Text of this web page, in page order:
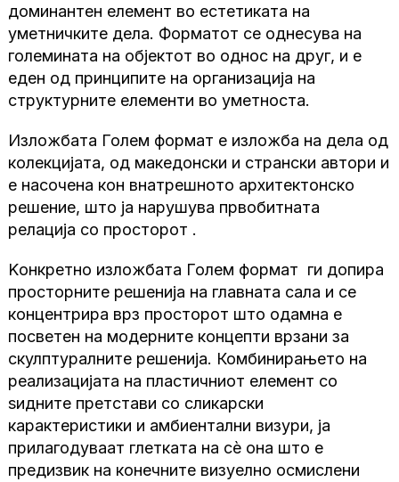
доминантен елемент во естетиката на
уметничките дела. Форматот се однесува на
големината на објектот во однос на друг, и е
еден од принципите на организација на
структурните елементи во уметноста.
Изложбата Голем формат е изложба на дела од
колекцијата, од македонски и странски автори и
е насочена кон внатрешното архитектонско
решение, што ја нарушува првобитната
релација со просторот .
Kонкретно изложбата Голем формат ги допира
просторните решенија на главната сала и се
концентрира врз просторот што одамна е
посветен на модерните концепти врзани за
скулптуралните решенија. Комбинирањето на
реализацијата на пластичниот елемент со
ѕидните претстави со сликарски
карактеристики и амбиентални визури, ја
прилагодуваат глетката на сè она што е
предизвик на конечните визуелно осмислени